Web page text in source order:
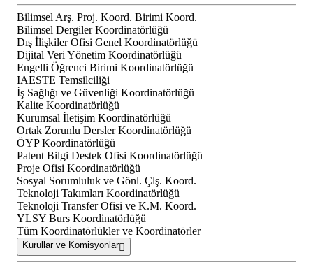
Bilimsel Arş. Proj. Koord. Birimi Koord.
Bilimsel Dergiler Koordinatörlüğü
Dış İlişkiler Ofisi Genel Koordinatörlüğü
Dijital Veri Yönetim Koordinatörlüğü
Engelli Öğrenci Birimi Koordinatörlüğü
IAESTE Temsilciliği
İş Sağlığı ve Güvenliği Koordinatörlüğü
Kalite Koordinatörlüğü
Kurumsal İletişim Koordinatörlüğü
Ortak Zorunlu Dersler Koordinatörlüğü
ÖYP Koordinatörlüğü
Patent Bilgi Destek Ofisi Koordinatörlüğü
Proje Ofisi Koordinatörlüğü
Sosyal Sorumluluk ve Gönl. Çlş. Koord.
Teknoloji Takımları Koordinatörlüğü
Teknoloji Transfer Ofisi ve K.M. Koord.
YLSY Burs Koordinatörlüğü
Tüm Koordinatörlükler ve Koordinatörler
Kurullar ve Komisyonlar